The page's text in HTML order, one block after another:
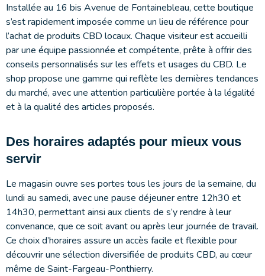
Installée au 16 bis Avenue de Fontainebleau, cette boutique
s’est rapidement imposée comme un lieu de référence pour
l’achat de produits CBD locaux. Chaque visiteur est accueilli
par une équipe passionnée et compétente, prête à offrir des
conseils personnalisés sur les effets et usages du CBD. Le
shop propose une gamme qui reflète les dernières tendances
du marché, avec une attention particulière portée à la légalité
et à la qualité des articles proposés.
Des horaires adaptés pour mieux vous
servir
Le magasin ouvre ses portes tous les jours de la semaine, du
lundi au samedi, avec une pause déjeuner entre 12h30 et
14h30, permettant ainsi aux clients de s’y rendre à leur
convenance, que ce soit avant ou après leur journée de travail.
Ce choix d’horaires assure un accès facile et flexible pour
découvrir une sélection diversifiée de produits CBD, au cœur
même de Saint-Fargeau-Ponthierry.